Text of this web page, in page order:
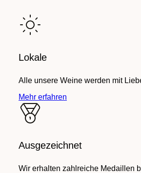
Lokale
Alle unsere Weine werden mit
Mehr erfahren
Ausgezeichnet
Wir erhalten zahlreiche Medaillen